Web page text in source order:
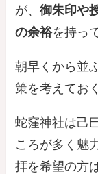
が、御朱印や
の余裕を持っ
朝早くから並
策を考えてお
蛇窪神社は己
ころが多く魅
拝を希望の方